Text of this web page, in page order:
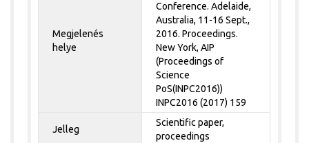
Megjelenés
helye
Conference. Adelaide,
Australia, 11-16 Sept.,
2016. Proceedings.
New York, AIP
(Proceedings of
Science
PoS(INPC2016))
INPC2016 (2017) 159
Jelleg
Scientific paper,
proceedings